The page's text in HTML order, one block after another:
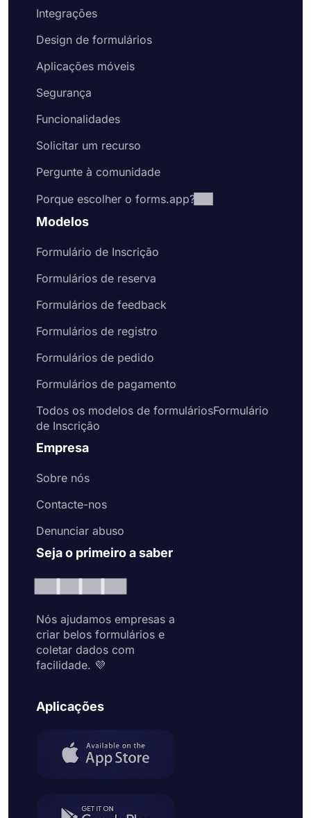
Integrações
Design de formulários
Aplicações móveis
Segurança
Funcionalidades
Solicitar um recurso
Pergunte à comunidade
Porque escolher o forms.app?
Modelos
Formulário de Inscrição
Formulários de reserva
Formulários de feedback
Formulários de registro
Formulários de pedido
Formulários de pagamento
Todos os modelos de formuláriosFormulário
de Inscrição
Empresa
Sobre nós
Contacte-nos
Denunciar abuso
Seja o primeiro a saber
Nós ajudamos empresas a
criar belos formulários e
coletar dados com
facilidade. 💜
Aplicações